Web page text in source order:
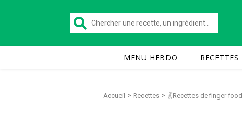
MENU HEBDO RECETTES
Accueil > Recettes > ✌Recettes de finger food